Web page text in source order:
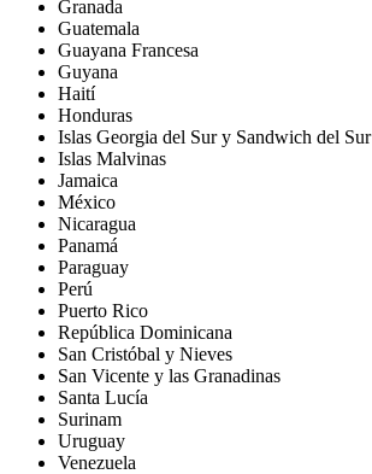
Granada
Guatemala
Guayana Francesa
Guyana
Haití
Honduras
Islas Georgia del Sur y Sandwich del Sur
Islas Malvinas
Jamaica
México
Nicaragua
Panamá
Paraguay
Perú
Puerto Rico
República Dominicana
San Cristóbal y Nieves
San Vicente y las Granadinas
Santa Lucía
Surinam
Uruguay
Venezuela